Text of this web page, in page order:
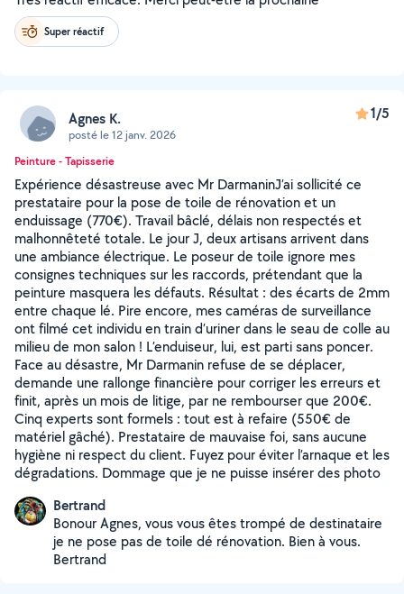
Super réactif
Agnes K.
posté le 12 janv. 2026
1/5
Peinture - Tapisserie
Expérience désastreuse avec Mr Darmanin ​J’ai sollicité ce
prestataire pour la pose de toile de rénovation et un
enduissage (770€). Travail bâclé, délais non respectés et
malhonnêteté totale. Le jour J, deux artisans arrivent dans
une ambiance électrique. Le poseur de toile ignore mes
consignes techniques sur les raccords, prétendant que la
peinture masquera les défauts. Résultat : des écarts de 2mm
entre chaque lé. Pire encore, mes caméras de surveillance
ont filmé cet individu en train d’uriner dans le seau de colle au
milieu de mon salon ! L’enduiseur, lui, est parti sans poncer.
Face au désastre, Mr Darmanin refuse de se déplacer,
demande une rallonge financière pour corriger les erreurs et
finit, après un mois de litige, par ne rembourser que 200€.
Cinq experts sont formels : tout est à refaire (550€ de
matériel gâché). Prestataire de mauvaise foi, sans aucune
hygiène ni respect du client. Fuyez pour éviter l’arnaque et les
dégradations. Dommage que je ne puisse insérer des photo
Bertrand
Bonour Agnes, vous vous êtes trompé de destinataire
je ne pose pas de toile dé rénovation. Bien à vous.
Bertrand